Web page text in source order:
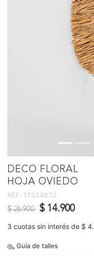
DECO FLORAL
HOJA OVIEDO
REF: 17334832
Precio reducido de
$ 26.900 a$ 14.900
3 cuotas sin interés de $
Guía de talles